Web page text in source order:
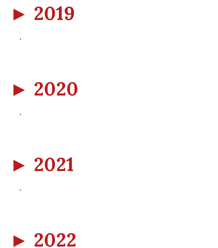
► 2019
.
► 2020
.
► 2021
.
► 2022